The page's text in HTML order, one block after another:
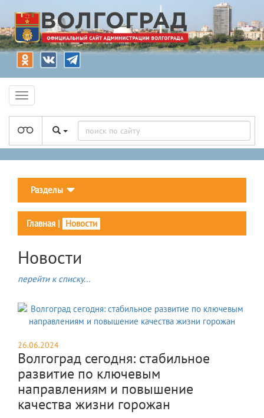
Разделы
Главная | Новости
Новости
перейти к списку...
26.06.2024
Волгоград сегодня: стабильное
развитие по ключевым
направлениям и повышение
качества жизни горожан